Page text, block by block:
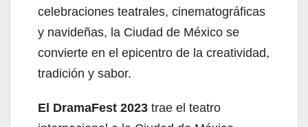
celebraciones teatrales, cinematográficas
y navideñas, la Ciudad de México se
convierte en el epicentro de la creatividad,
tradición y sabor.
El DramaFest 2023 trae el teatro